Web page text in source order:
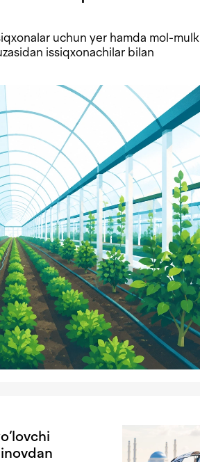
uchun yer hamda mol-mulk
issiqxonachilar bilan